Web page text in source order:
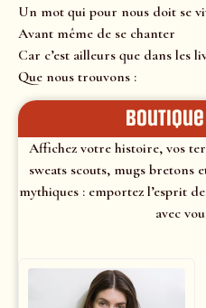
Un mot qui pour nous doit se
Avant même de se chanter
Car c’est ailleurs que dans les
Que nous trouvons :
Affichez votre histoire, vos
sweats scouts, mugs bretons
mythiques : emportez l’esprit
avec